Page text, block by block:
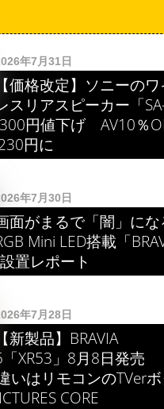
年7月31日
【価格改定】ソニーの
スリアスピーカー「
円値下げ AV10％
円に
年7月30日
面がまるで「闇」に
Mini LED搭載「
置レポート
年7月28日
【新製品】BRAVIA
XR53」8月8日発売
いはリモコンのTVer
CORE